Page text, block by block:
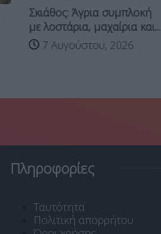
Σκιάθος: Άγρια συμπλοκή
με λοστάρια, μαχαίρια και...
7 Αυγούστου, 2026
Πληροφορίες
Ταυτότητα
Πολιτική απορρήτου